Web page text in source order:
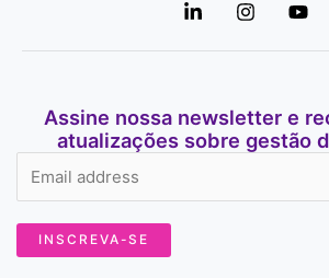
Assine nossa newsletter e
atualizações sobre gestão
INSCREVA-SE